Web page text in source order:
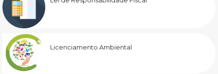
Licenciamento Ambiental